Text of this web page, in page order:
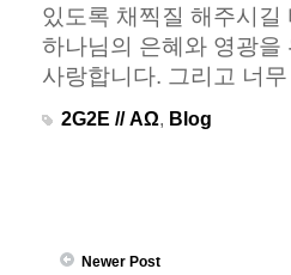
있도록 채찍질 해주시
하나님의 은혜와 영광을
사랑합니다. 그리고 너
2G2E // ΑΩ, Blog
Newer Post